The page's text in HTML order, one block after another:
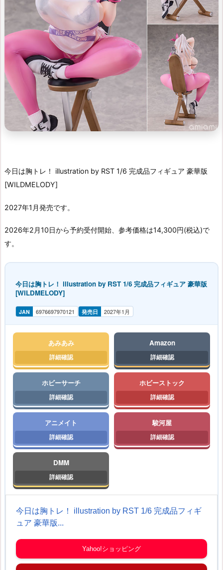
今日は胸トレ！ illustration by RST 1/6 完成品フィギュア 豪華版
[WILDMELODY]
2027年1月発売です。
2026年2月10日から予約受付開始、参考価格は14,300円(税込)で
す。
今日は胸トレ！ illustration by RST 1/6 完成品フィギュア 豪華版
[WILDMELODY]
JAN 6976697970121 発売日 2027年1月
あみあみ Amazon
ホビーサーチ ホビーストック
アニメイト 駿河屋
DMM
今日は胸トレ！ illustration by RST 1/6 完成品フィギ
ュア 豪華版...
Yahoo!ショッピング